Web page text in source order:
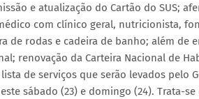
e atualização do Cartão do SUS;
com clínico geral, nutricionista,
de rodas e cadeira de banho; além de
renovação da Carteira Nacional de
de serviços que serão levados pelo
sábado (23) e domingo (24). Trata-